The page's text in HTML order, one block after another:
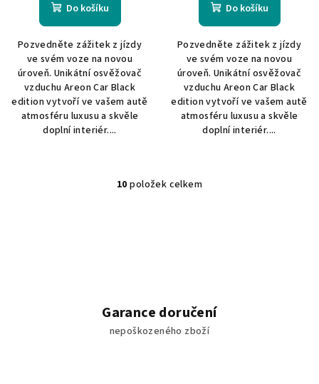
Do košíku
Pozvedněte zážitek z jízdy
ve svém voze na novou
úroveň. Unikátní osvěžovač
vzduchu Areon Car Black
edition vytvoří ve vašem autě
atmosféru luxusu a skvěle
doplní interiér....
Do košíku
Pozvedněte zážitek z jízdy
ve svém voze na novou
úroveň. Unikátní osvěžovač
vzduchu Areon Car Black
edition vytvoří ve vašem autě
atmosféru luxusu a skvěle
doplní interiér....
O
í
p
r
10 položek celkem
Garance doručení
nepoškozeného zboží